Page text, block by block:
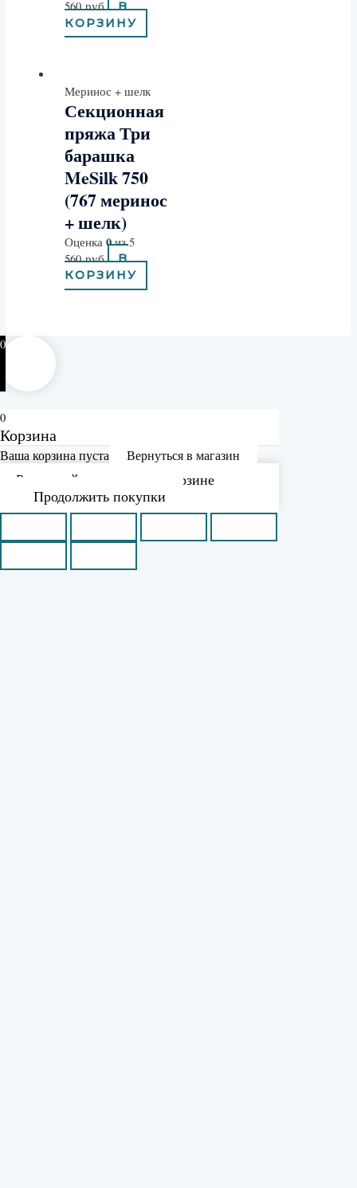
560руб
В
КОРЗИНУ
Меринос + шелк
Секционная
пряжа Три
барашка
MeSilk 750
(767 меринос
+ шелк)
Оценка 0из 5
560руб
В
КОРЗИНУ
0
0
Корзина
Ваша корзина пуста Вернуться в магазин
Рассчитайте доставку в корзине
Продолжить покупки